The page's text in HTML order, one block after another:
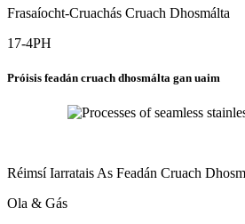
Frasaíocht-Cruachás Cruach Dhosmálta
17-4PH
Próisis feadán cruach dhosmálta gan uaim
Réimsí Iarratais As Feadán Cruach
Ola & Gás